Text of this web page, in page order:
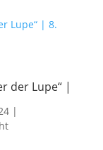
der Lupe“ |
|